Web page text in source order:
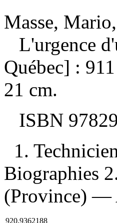
Masse,
L'urgence
Québec] :
21 cm.
ISBN
1.
Biographies
(Province) —
920.9362188